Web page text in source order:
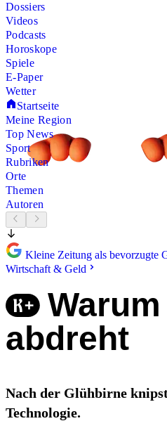
Dossiers
Videos
Podcasts
Horoskope
Spiele
E-Paper
Wetter
Startseite
Meine Region
Top News
Sport
Rubriken
Orte
Themen
Autoren
Kleine Zeitung als bevorzugte
Wirtschaft & Geld
abdreht
Nach der Glühbirne
Technologie.